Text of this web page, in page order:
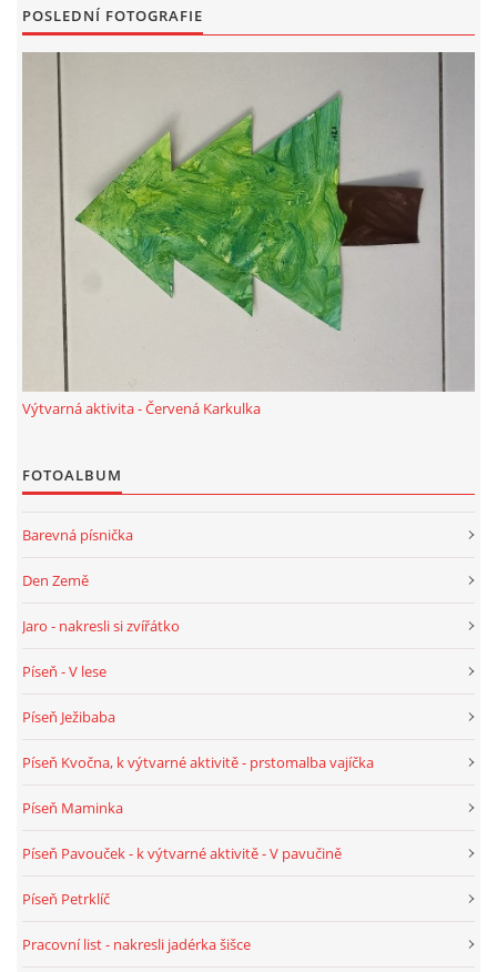
POSLEDNÍ FOTOGRAFIE
Výtvarná aktivita - Červená Karkulka
FOTOALBUM
Barevná písnička
Den Země
Jaro - nakresli si zvířátko
Píseň - V lese
Píseň Ježibaba
Píseň Kvočna, k výtvarné aktivitě - prstomalba vajíčka
Píseň Maminka
Píseň Pavouček - k výtvarné aktivitě - V pavučině
Píseň Petrklíč
Pracovní list - nakresli jadérka šišce